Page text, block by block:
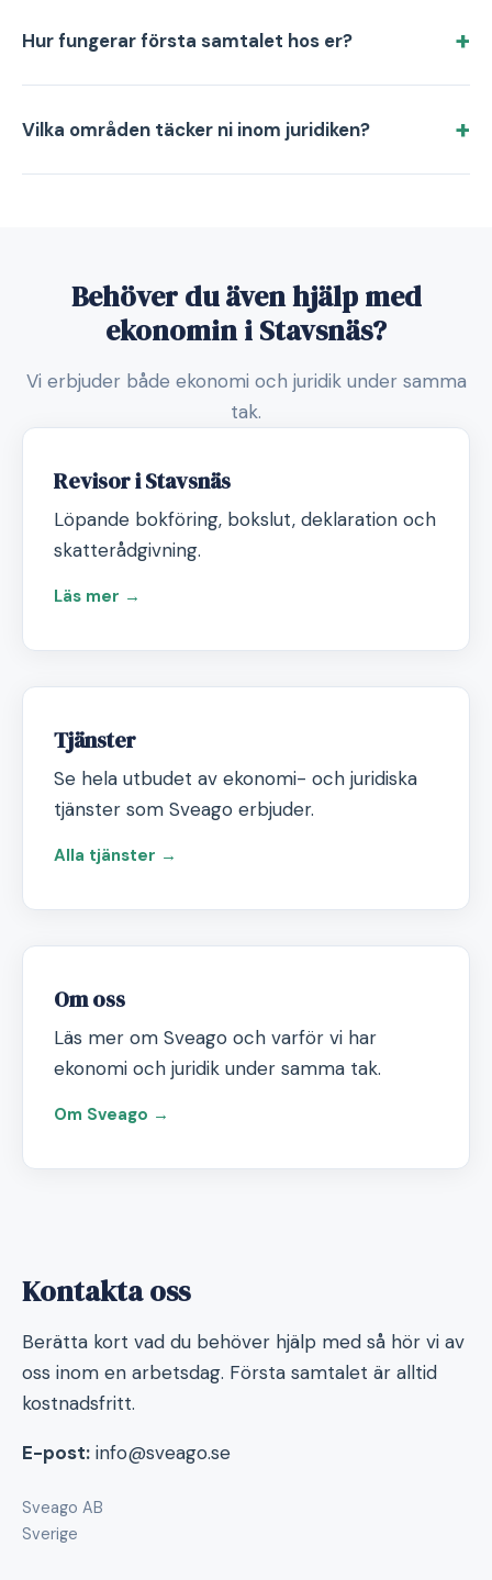
Hur fungerar första samtalet hos er?
Vilka områden täcker ni inom juridiken?
Behöver du även hjälp med
ekonomin i Stavsnäs?
Vi erbjuder både ekonomi och juridik under samma
tak.
Revisor i Stavsnäs
Löpande bokföring, bokslut, deklaration och
skatterådgivning.
Läs mer →
Tjänster
Se hela utbudet av ekonomi- och juridiska
tjänster som Sveago erbjuder.
Alla tjänster →
Om oss
Läs mer om Sveago och varför vi har
ekonomi och juridik under samma tak.
Om Sveago →
Kontakta oss
Berätta kort vad du behöver hjälp med så hör vi av
oss inom en arbetsdag. Första samtalet är alltid
kostnadsfritt.
E-post: info@sveago.se
Sveago AB
Sverige